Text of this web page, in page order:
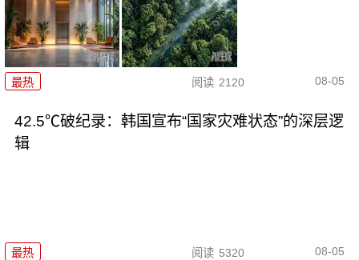
最热 阅读 2120 08-05
42.5℃破纪录：韩国宣布“国家灾难状态”的深层逻
辑
最热 阅读 5320 08-05